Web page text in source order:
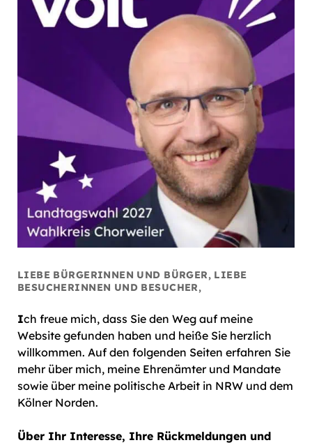
LIEBE BÜRGERINNEN UND BÜRGER, LIEBE
BESUCHERINNEN UND BESUCHER,
Ich freue mich, dass Sie den Weg auf meine
Website gefunden haben und heiße Sie herzlich
willkommen. Auf den folgenden Seiten erfahren Sie
mehr über mich, meine Ehrenämter und Mandate
sowie über meine politische Arbeit in NRW und dem
Kölner Norden.
Über Ihr Interesse, Ihre Rückmeldungen und